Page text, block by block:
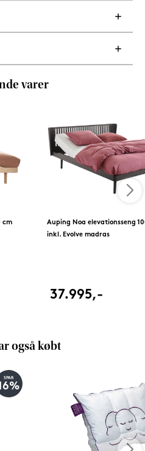
varer
cm
Auping Noa elevationsseng
inkl. Evolve madras
37.995,-
også købt
SPAR